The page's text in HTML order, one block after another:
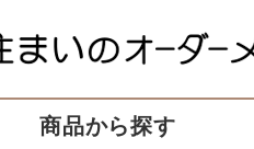
商品から探す